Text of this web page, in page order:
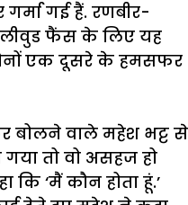
गर्मा गई हैं. रणबीर-
फैंस के लिए यह
एक दूसरे के हमसफर
बोलने वाले महेश भट्ट से
तो वो असहज हो
‘मैं कौन होता हूं.’